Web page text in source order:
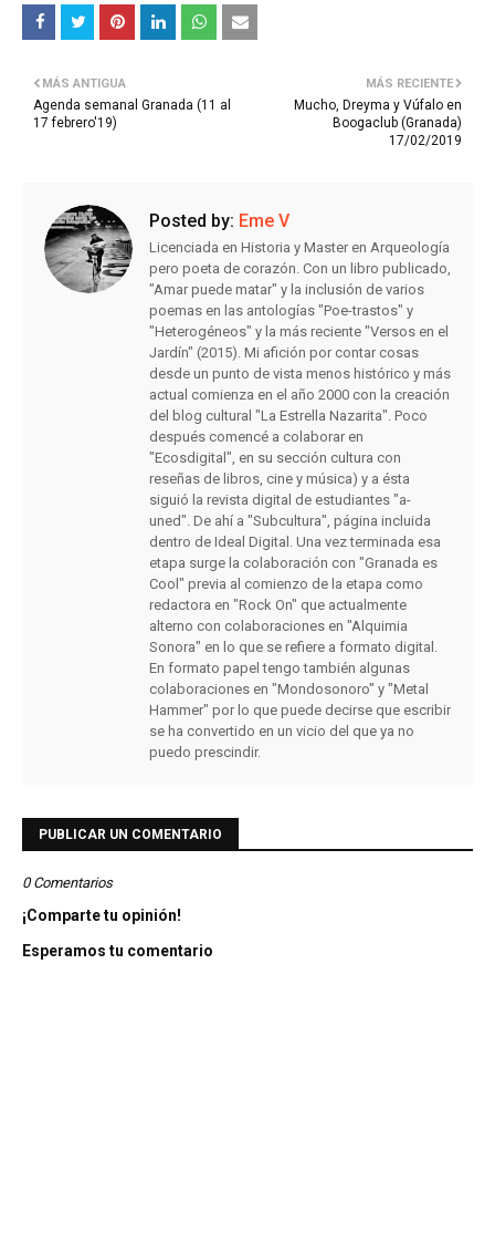
MÁS RECIENTE
Mucho, Dreyma y Vúfalo en
Boogaclub (Granada)
17/02/2019
MÁS ANTIGUA
Agenda semanal Granada (11 al
17 febrero'19)
Posted by: Eme V
Licenciada en Historia y Master en Arqueología
pero poeta de corazón. Con un libro publicado,
"Amar puede matar" y la inclusión de varios
poemas en las antologías "Poe-trastos" y
"Heterogéneos" y la más reciente "Versos en el
Jardín" (2015). Mi afición por contar cosas
desde un punto de vista menos histórico y más
actual comienza en el año 2000 con la creación
del blog cultural "La Estrella Nazarita". Poco
después comencé a colaborar en
"Ecosdigital", en su sección cultura con
reseñas de libros, cine y música) y a ésta
siguió la revista digital de estudiantes "a-
uned". De ahí a "Subcultura", página incluida
dentro de Ideal Digital. Una vez terminada esa
etapa surge la colaboración con "Granada es
Cool" previa al comienzo de la etapa como
redactora en "Rock On" que actualmente
alterno con colaboraciones en "Alquimia
Sonora" en lo que se refiere a formato digital.
En formato papel tengo también algunas
colaboraciones en "Mondosonoro" y "Metal
Hammer" por lo que puede decirse que escribir
se ha convertido en un vicio del que ya no
puedo prescindir.
PUBLICAR UN COMENTARIO
0 Comentarios
¡Comparte tu opinión!
Esperamos tu comentario